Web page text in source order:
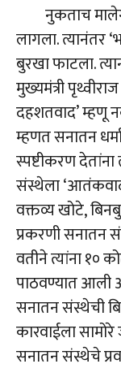
नुकताच
लागला. त्यानंतर
बुरखा फाटला.
मुख्यमंत्री
दहशतवाद’ म्हणू
म्हणत सनातन
स्पष्टीकरण देतांना
संस्थेला
वक्तव्य खोटे,
प्रकरणी सनातन
वतीने त्यांना १०
पाठवण्यात आली
सनातन संस्थेची
कारवाईला सामोरे
सनातन संस्थेचे